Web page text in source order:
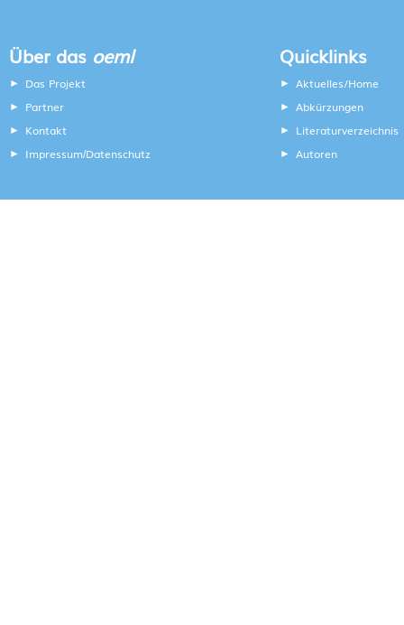
Über das oeml
Das Projekt
Partner
Kontakt
Impressum/Datenschutz
Quicklinks
Aktuelles/Home
Abkürzungen
Literaturverzeichnis
Autoren